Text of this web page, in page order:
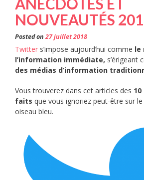
ANECDOTES ET
NOUVEAUTÉS
Posted on27 juillet 2018
Twitter s’impose aujourd’hui comme le
l’information immédiate, s’érigeant
des médias d’information
Vous trouverez dans cet articles des
faits que vous ignoriez peut-être sur
oiseau bleu.